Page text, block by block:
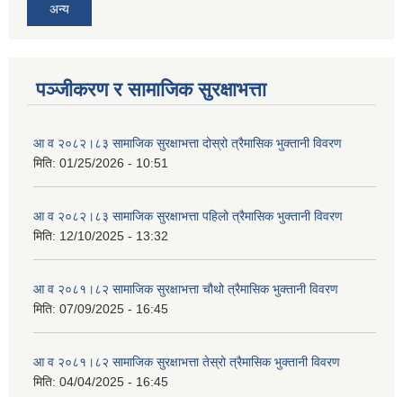
अन्य
पञ्जीकरण र सामाजिक सुरक्षाभत्ता
आ व २०८२।८३ सामाजिक सुरक्षाभत्ता दोस्रो त्रैमासिक भुक्तानी विवरण
मिति: 01/25/2026 - 10:51
आ व २०८२।८३ सामाजिक सुरक्षाभत्ता पहिलो त्रैमासिक भुक्तानी विवरण
मिति: 12/10/2025 - 13:32
आ व २०८१।८२ सामाजिक सुरक्षाभत्ता चौथो त्रैमासिक भुक्तानी विवरण
मिति: 07/09/2025 - 16:45
आ व २०८१।८२ सामाजिक सुरक्षाभत्ता तेस्रो त्रैमासिक भुक्तानी विवरण
मिति: 04/04/2025 - 16:45